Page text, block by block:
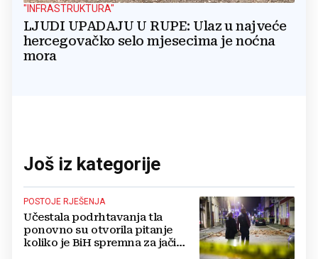
"INFRASTRUKTURA"
LJUDI UPADAJU U RUPE: Ulaz u najveće
hercegovačko selo mjesecima je noćna
mora
Još iz kategorije
POSTOJE RJEŠENJA
Učestala podrhtavanja tla
ponovno su otvorila pitanje
koliko je BiH spremna za jači